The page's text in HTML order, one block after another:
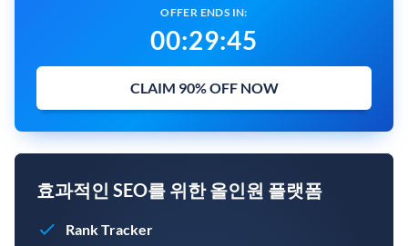
OFFER ENDS IN:
00:29:45
CLAIM 90% OFF NOW
효과적인 SEO를 위한 올인원 플랫폼
Rank Tracker